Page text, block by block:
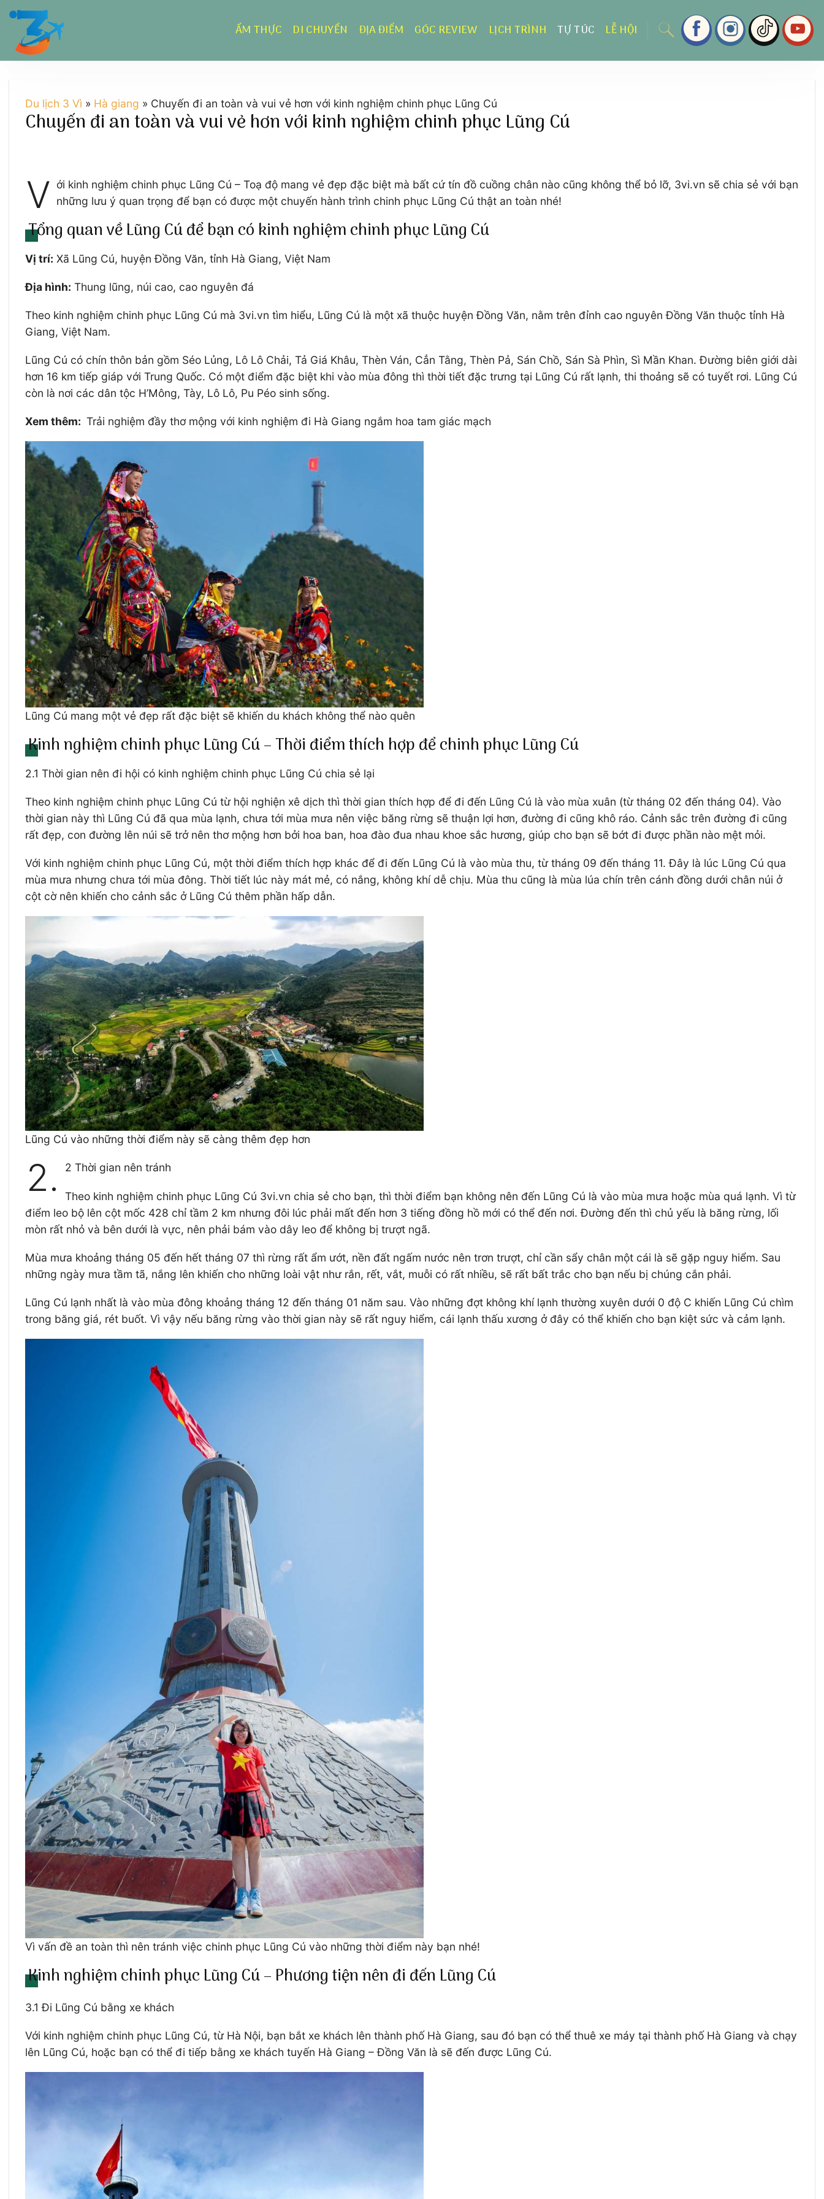
Chuyển
dung
ẨM THỰC DI CHUYỂN ĐỊA ĐIỂM GÓC REVIEW LỊCH TRÌNH TỰ TÚC LỄ HỘI
Du lịch 3 Vì » Hà giang » Chuyến đi an toàn và vui vẻ hơn với kinh nghiệm chinh phục Lũng Cú
Chuyến đi an toàn và vui vẻ hơn với kinh nghiệm chinh phục Lũng Cú
V ới kinh nghiệm chinh phục Lũng Cú – Toạ độ mang vẻ đẹp đặc biệt mà bất cứ tín đồ cuồng chân nào cũng không thể bỏ lỡ, 3vi.vn sẽ chia sẻ với bạn
những lưu ý quan trọng để bạn có được một chuyến hành trình chinh phục Lũng Cú thật an toàn nhé!
Tổng quan về Lũng Cú để bạn có kinh nghiệm chinh phục Lũng Cú
Vị trí: Xã Lũng Cú, huyện Đồng Văn, tỉnh Hà Giang, Việt Nam
Địa hình: Thung lũng, núi cao, cao nguyên đá
Theo kinh nghiệm chinh phục Lũng Cú mà 3vi.vn tìm hiểu, Lũng Cú là một xã thuộc huyện Đồng Văn, nằm trên đỉnh cao nguyên Đồng Văn thuộc tỉnh Hà
Giang, Việt Nam.
Lũng Cú có chín thôn bản gồm Séo Lủng, Lô Lô Chải, Tả Giá Khâu, Thèn Ván, Cẳn Tằng, Thèn Pả, Sán Chồ, Sán Sà Phìn, Sì Mần Khan. Đường biên giới dài
hơn 16 km tiếp giáp với Trung Quốc. Có một điểm đặc biệt khi vào mùa đông thì thời tiết đặc trưng tại Lũng Cú rất lạnh, thi thoảng sẽ có tuyết rơi. Lũng Cú
còn là nơi các dân tộc H’Mông, Tày, Lô Lô, Pu Péo sinh sống.
Xem thêm: Trải nghiệm đầy thơ mộng với kinh nghiệm đi Hà Giang ngắm hoa tam giác mạch
Lũng Cú mang một vẻ đẹp rất đặc biệt sẽ khiến du khách không thể nào quên
Kinh nghiệm chinh phục Lũng Cú – Thời điểm thích hợp để chinh phục Lũng Cú
2.1 Thời gian nên đi hội có kinh nghiệm chinh phục Lũng Cú chia sẻ lại
Theo kinh nghiệm chinh phục Lũng Cú từ hội nghiện xê dịch thì thời gian thích hợp để đi đến Lũng Cú là vào mùa xuân (từ tháng 02 đến tháng 04). Vào
thời gian này thì Lũng Cú đã qua mùa lạnh, chưa tới mùa mưa nên việc băng rừng sẽ thuận lợi hơn, đường đi cũng khô ráo. Cảnh sắc trên đường đi cũng
rất đẹp, con đường lên núi sẽ trở nên thơ mộng hơn bởi hoa ban, hoa đào đua nhau khoe sắc hương, giúp cho bạn sẽ bớt đi được phần nào mệt mỏi.
Với kinh nghiệm chinh phục Lũng Cú, một thời điểm thích hợp khác để đi đến Lũng Cú là vào mùa thu, từ tháng 09 đến tháng 11. Đây là lúc Lũng Cú qua
mùa mưa nhưng chưa tới mùa đông. Thời tiết lúc này mát mẻ, có nắng, không khí dễ chịu. Mùa thu cũng là mùa lúa chín trên cánh đồng dưới chân núi ở
cột cờ nên khiến cho cảnh sắc ở Lũng Cú thêm phần hấp dẫn.
Lũng Cú vào những thời điểm này sẽ càng thêm đẹp hơn
2. 2 Thời gian nên tránh
Theo kinh nghiệm chinh phục Lũng Cú 3vi.vn chia sẻ cho bạn, thì thời điểm bạn không nên đến Lũng Cú là vào mùa mưa hoặc mùa quá lạnh. Vì từ
điểm leo bộ lên cột mốc 428 chỉ tầm 2 km nhưng đôi lúc phải mất đến hơn 3 tiếng đồng hồ mới có thể đến nơi. Đường đến thì chủ yếu là băng rừng, lối
mòn rất nhỏ và bên dưới là vực, nên phải bám vào dây leo để không bị trượt ngã.
Mùa mưa khoảng tháng 05 đến hết tháng 07 thì rừng rất ẩm ướt, nền đất ngấm nước nên trơn trượt, chỉ cần sẩy chân một cái là sẽ gặp nguy hiểm. Sau
những ngày mưa tầm tã, nắng lên khiến cho những loài vật như rắn, rết, vắt, muỗi có rất nhiều, sẽ rất bất trắc cho bạn nếu bị chúng cắn phải.
Lũng Cú lạnh nhất là vào mùa đông khoảng tháng 12 đến tháng 01 năm sau. Vào những đợt không khí lạnh thường xuyên dưới 0 độ C khiến Lũng Cú chìm
trong băng giá, rét buốt. Vì vậy nếu băng rừng vào thời gian này sẽ rất nguy hiểm, cái lạnh thấu xương ở đây có thể khiến cho bạn kiệt sức và cảm lạnh.
Vì vấn đề an toàn thì nên tránh việc chinh phục Lũng Cú vào những thời điểm này bạn nhé!
Kinh nghiệm chinh phục Lũng Cú – Phương tiện nên đi đến Lũng Cú
3.1 Đi Lũng Cú bằng xe khách
Với kinh nghiệm chinh phục Lũng Cú, từ Hà Nội, bạn bắt xe khách lên thành phố Hà Giang, sau đó bạn có thể thuê xe máy tại thành phố Hà Giang và chạy
lên Lũng Cú, hoặc bạn có thể đi tiếp bằng xe khách tuyến Hà Giang – Đồng Văn là sẽ đến được Lũng Cú.